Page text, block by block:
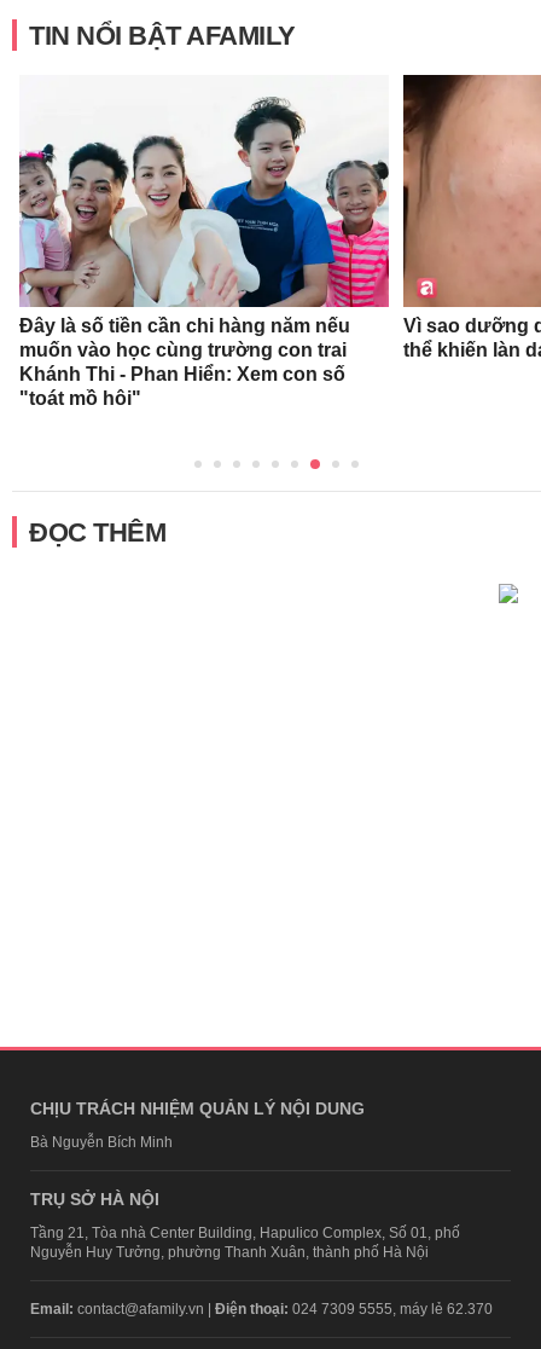
TIN NỔI BẬT AFAMILY
Đây là số tiền cần chi hàng năm nếu
muốn vào học cùng trường con trai
Khánh Thi - Phan Hiển: Xem con số
"toát mồ hôi"
Vì sao dưỡng
thể khiến làn
ĐỌC THÊM
CHỊU TRÁCH NHIỆM QUẢN LÝ NỘI DUNG
Bà Nguyễn Bích Minh
TRỤ SỞ HÀ NỘI
Tầng 21, Tòa nhà Center Building, Hapulico Complex, Số 01, phố
Nguyễn Huy Tưởng, phường Thanh Xuân, thành phố Hà Nội
Email: contact@afamily.vn | Điện thoại: 024 7309 5555, máy lẻ 62.370